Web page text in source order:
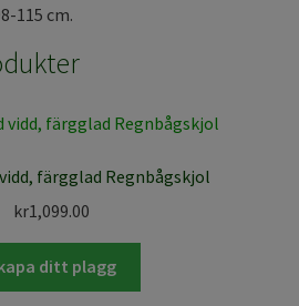
115 cm.
färgglad Regnbågskjol
kr1,099.00
ditt plagg